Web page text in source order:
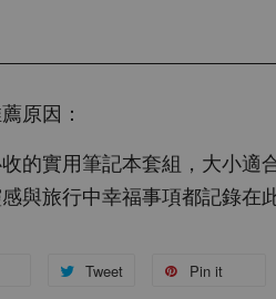
原因：
的實用筆記本套組，大小適
與旅行中幸福事項都記錄在
Tweet Pin it